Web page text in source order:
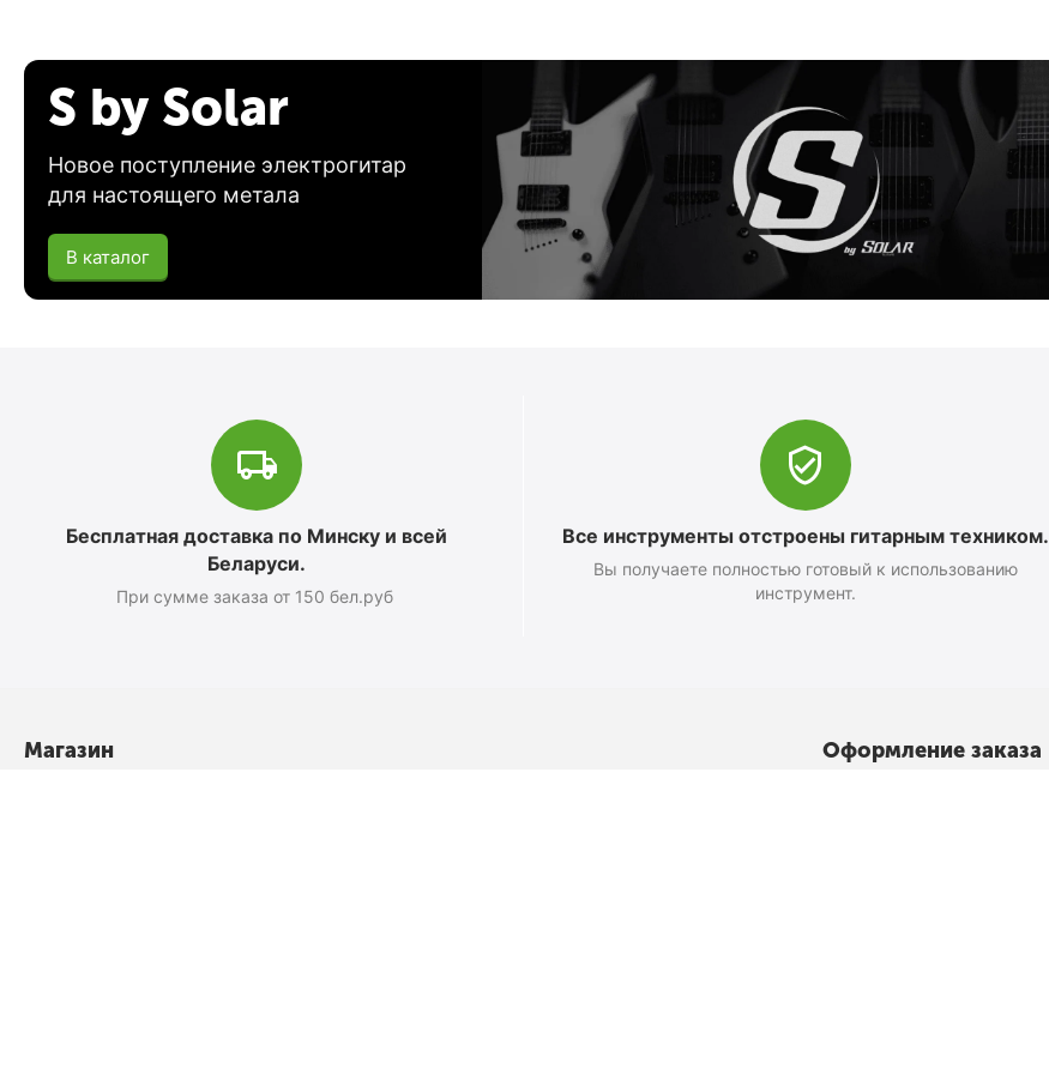
S by Solar
Новое поступление электрогитар
для настоящего метала
В каталог
Бесплатная доставка по Минску и всей
Беларуси.
При сумме заказа от 150 бел.руб
Все инструменты отстроены гитарным техником.
Вы получаете полностью готовый к использованию
инструмент.
Магазин Оформление заказа